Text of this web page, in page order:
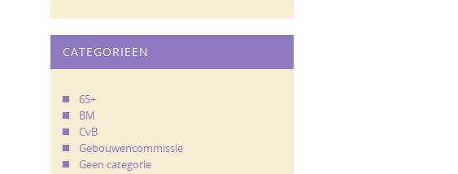
CATEGORIEËN
65+
BM
CvB
Gebouwencommissie
Geen categorie